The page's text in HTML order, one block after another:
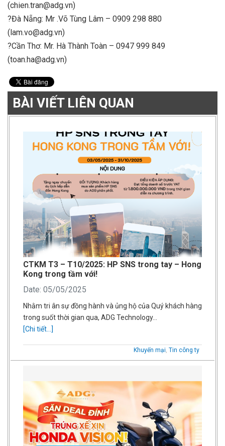
(chien.tran@adg.vn)
?Đà Nẵng: Mr .Võ Tùng Lâm – 0909 298 880
(lam.vo@adg.vn)
?Cần Thơ: Mr. Hà Thành Toàn – 0947 999 849
(toan.ha@adg.vn)
BÀI VIẾT LIÊN QUAN
CTKM T3 – T10/2025: HP SNS trong tay – Hong
Kong trong tầm với!
Date: 05/05/2025
Nhằm tri ân sự đồng hành và ủng hộ của Quý khách hàng
trong suốt thời gian qua, ADG Technology…
[Chi tiết...]
Khuyến mại Tin công ty